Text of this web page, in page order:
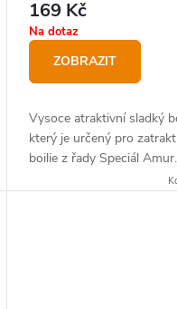
169 Kč
Na dotaz
ZOBRAZIT
Vysoce atraktivní sladký
který je určený pro
boilie z řady Speciál Amur.